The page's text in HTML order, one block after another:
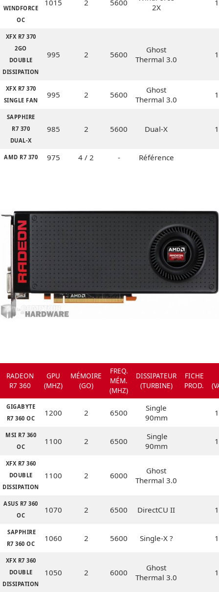
WINDFORCE
OC
1015 2 5600
2X
XFX R7 370
2GO
DOUBLE
DISSIPATION
995 2 5600
Ghost
Thermal 3.0
XFX R7 370
SINGLE FAN
995 2 5600
Ghost
Thermal 3.0
SAPPHIRE
R7 370
DUAL-X
985 2 5600 Dual-X
AMD R7 370 975 4 / 2 - Référence
RADEON
R7 360
GPU
(MHZ)
MÉMOIRE
(GO)
FREQ.
MÉM.
(MHZ)
DISSIPATEUR
(TURBINE)
FICHE
PROD.
GIGABYTE
R7 360 OC
1200 2 6500
Single
90mm
MSI R7 360
OC
1100 2 6500
Single
90mm
XFX R7 360
DOUBLE
DISSIPATION
1100 2 6000
Ghost
Thermal 3.0
ASUS R7 360
OC
1070 2 6500 DirectCU II
SAPPHIRE
R7 360 OC
1060 2 5600 Single-X ?
XFX R7 360
DOUBLE
DISSIPATION
1050 2 6000
Ghost
Thermal 3.0